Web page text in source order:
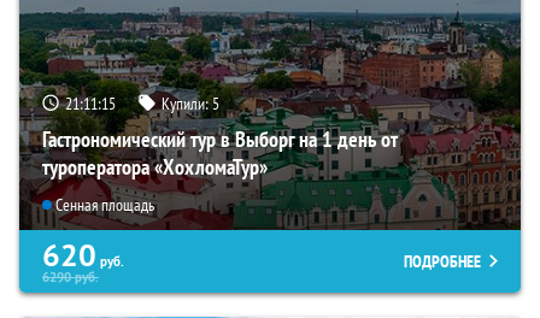
21:11:13 Купили:5
Гастрономический тур в Выборг на 1 день от
туроператора «ХохломаТур»
Сенная площадь
620 руб.
6290руб.
ПОДРОБНЕЕ